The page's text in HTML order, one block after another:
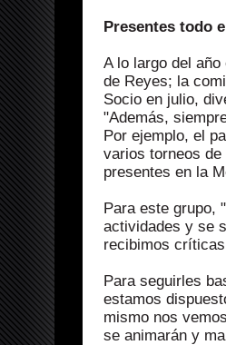
Presentes todo
A lo largo del
de Reyes; la
Socio en julio,
"Además,
Por ejemplo, el
varios torneos
presentes en la
Para este grupo,
actividades y se
recibimos
Para seguirles
estamos
mismo nos
se animarán y